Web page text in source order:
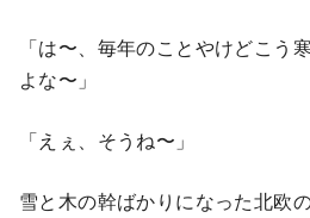
「は〜、毎年のことやけどこう
よな〜」
「えぇ、そうね〜」
雪と木の幹ばかりになった北欧